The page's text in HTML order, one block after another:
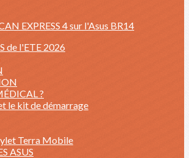
EXPRESS 4 sur l'Asus BR14
de l'ETE 2026
?
le kit de démarrage
Terra Mobile
ASUS